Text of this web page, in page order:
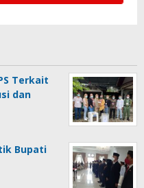
Terkait
dan
Bupati